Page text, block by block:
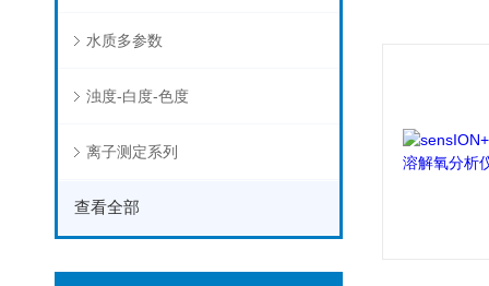
水质多参数
浊度-白度-色度
离子测定系列
查看全部